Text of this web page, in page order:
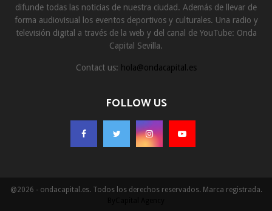
difunde todas las noticias de nuestra ciudad. Además de llevar de
forma audiovisual los eventos deportivos y culturales. Una radio y
televisión digital a través de la web y del canal de YouTube: Onda
Capital Sevilla.
Contact us: hola@ondacapital.es
FOLLOW US
@2026 - ondacapital.es. Todos los derechos reservados. Marca registrada.